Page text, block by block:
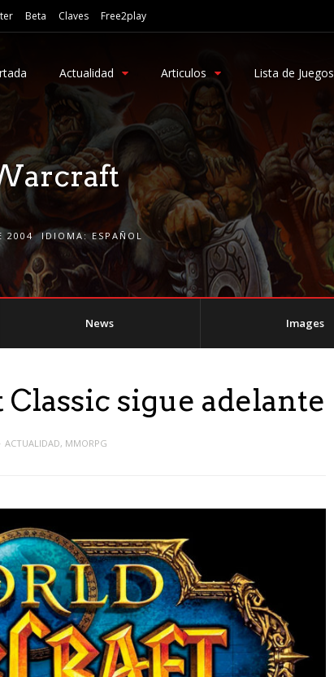
Beta Claves Free2play
Actualidad Articulos Lista de Juegos
2004 IDIOMA:ESPAÑOL
News Images
sigue adelante
ACTUALIDAD, MMORPG